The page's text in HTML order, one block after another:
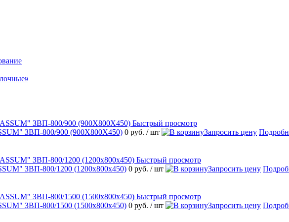
9
Быстрый просмотр
ЗВП-800/900 (900Х800Х450) 0 руб. / шт Запросить цену
Быстрый просмотр
ЗВП-800/1200 (1200х800х450) 0 руб. / шт Запросить цену
Быстрый просмотр
ЗВП-800/1500 (1500х800х450) 0 руб. / шт Запросить цену